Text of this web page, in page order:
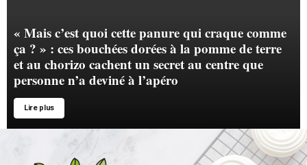
« Mais c’est quoi cette panure qui craque comme
ça ? » : ces bouchées dorées à la pomme de terre
et au chorizo cachent un secret au centre que
personne n’a deviné à l’apéro
Lire plus